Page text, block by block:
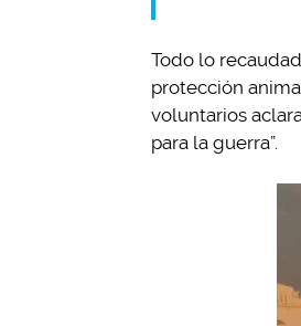
Todo lo
protección
voluntarios
para la guerra”.